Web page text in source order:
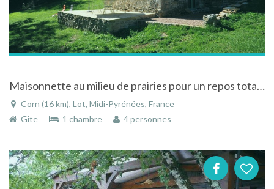
Maisonnette au milieu de prairies pour un repos total et très calme
Corn (16 km), Lot, Midi-Pyrénées, France
Gîte
1 chambre 4 personnes